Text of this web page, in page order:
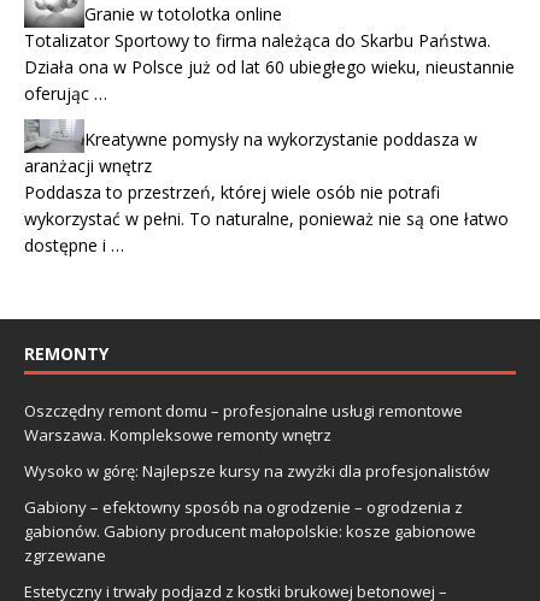
Granie w totolotka online
Totalizator Sportowy to firma należąca do Skarbu Państwa.
Działa ona w Polsce już od lat 60 ubiegłego wieku, nieustannie
oferując …
Kreatywne pomysły na wykorzystanie poddasza w
aranżacji wnętrz
Poddasza to przestrzeń, której wiele osób nie potrafi
wykorzystać w pełni. To naturalne, ponieważ nie są one łatwo
dostępne i …
REMONTY
Oszczędny remont domu – profesjonalne usługi remontowe
Warszawa. Kompleksowe remonty wnętrz
Wysoko w górę: Najlepsze kursy na zwyżki dla profesjonalistów
Gabiony – efektowny sposób na ogrodzenie – ogrodzenia z
gabionów. Gabiony producent małopolskie: kosze gabionowe
zgrzewane
Estetyczny i trwały podjazd z kostki brukowej betonowej –